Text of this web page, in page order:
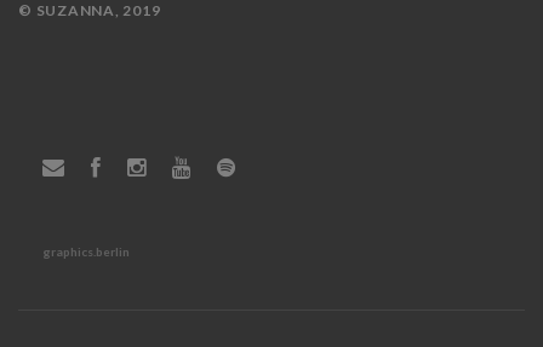
© SUZANNA, 2019
graphics.berlin